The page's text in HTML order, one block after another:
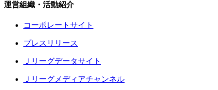
運営組織・活動紹介
コーポレートサイト
プレスリリース
Ｊリーグデータサイト
Ｊリーグメディアチャンネル